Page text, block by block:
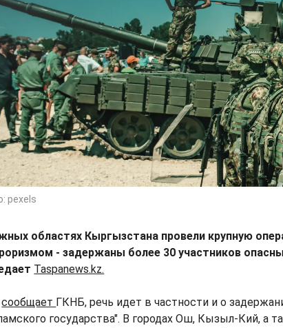
pexels
областях Кыргызстана провели крупную
- задержаны более 30 участников
Taspanews.kz.
сообщает ГКНБ, речь идет в частности и о
государства". В городах Ош, Кызыл-Кий, а